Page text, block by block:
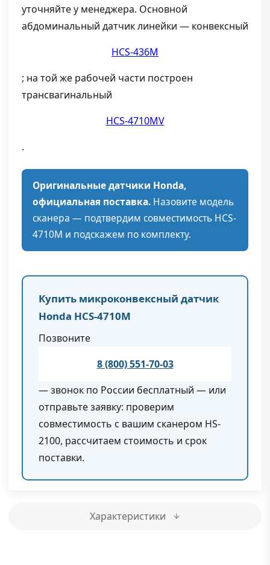
уточняйте у менеджера. Основной
абдоминальный датчик линейки — конвексный
HCS-436M
; на той же рабочей части построен
трансвагинальный
HCS-4710MV
.
Оригинальные датчики Honda,
официальная поставка. Назовите модель
сканера — подтвердим совместимость HCS-
4710M и подскажем по комплекту.
Купить микроконвексный датчик
Honda HCS-4710M
Позвоните
8 (800) 551-70-03
— звонок по России бесплатный — или
отправьте заявку: проверим
совместимость с вашим сканером HS-
2100, рассчитаем стоимость и срок
поставки.
Характеристики